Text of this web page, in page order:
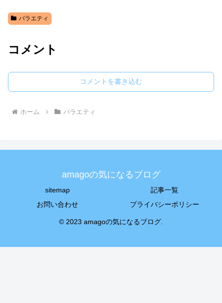
バラエティ
コメント
コメントを書き込む
ホーム バラエティ
amagoの気になるブログ
sitemap
記事一覧
お問い合わせ
プライバシーポリシー
© 2023 amagoの気になるブログ.